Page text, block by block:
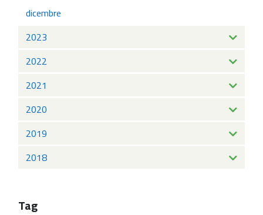
dicembre
2023
2022
2021
2020
2019
2018
Tag